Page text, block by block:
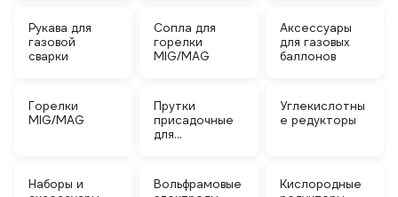
Рукава для
газовой
сварки
Сопла для
горелки
MIG/MAG
Аксессуары
для газовых
баллонов
Горелки
MIG/MAG
Прутки
присадочные
для
Углекислотны
е редукторы
Наборы и
Вольфрамовые
Кислородные